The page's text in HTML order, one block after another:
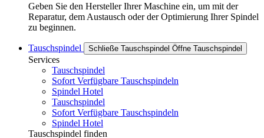
Geben Sie den Hersteller Ihrer Maschine ein, um mit der
Reparatur, dem Austausch oder der Optimierung Ihrer Spindel
zu beginnen.
Tauschspindel Schließe Tauschspindel Öffne Tauschspindel
Services
Tauschspindel
Sofort Verfügbare Tauschspindeln
Spindel Hotel
Tauschspindel
Sofort Verfügbare Tauschspindeln
Spindel Hotel
Tauschspindel finden